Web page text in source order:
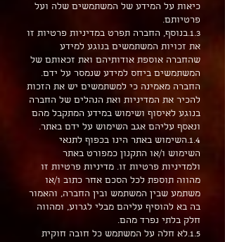
כיאות על המידע של המשתמשים שלה ועל
פרטיותם.
1.3.בנוסף, החברה תפרט במדיניות פרטיות זו
את זכויות המשתמשים בנוגע למידע
שהחברה אוספת אודותיהם ואת זכאותם של
המשתמשים ביחס למידע שנמסר על ידם.
החברה מאמינה כי למשתמשים יש את הזכות
להכיר את המדיניות ואת הנהלים של החברה
בנוגע לאיסוף ושימוש במידע המתקבל מהם
ונאסף עליהם אגב השימוש על ידם באתר.
1.4.השימוש באתר הינו בכפוף לתנאי
השימוש ו/או התקנון כמפורט באתר
ולמדיניות פרטיות זו. מדיניות פרטיות זו
מהווה תוספת לכל הסכם אחר כתוב ו/או
משתמע שבין המשתמש ובין החברה, והאמור
בה בא להוסיף עליהם מבלי לגרוע, ומהווה
חלק בלתי נפרד מהם.
1.5.לא חלה על המשתמש כל חובה חוקית